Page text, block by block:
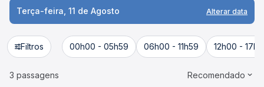
Terça-feira, 11 de Agosto Alterar data
Filtros 00h00 - 05h59 06h00 - 11h59 12h00 -
3 passagens Recomendado